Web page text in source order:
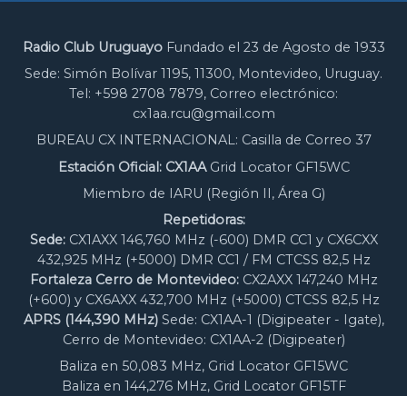
Radio Club UruguayoFundado el 23 de Agosto de 1933
Sede: Simón Bolívar 1195, 11300, Montevideo, Uruguay.
Tel: +598 2708 7879, Correo electrónico:
cx1aa.rcu@gmail.com
BUREAU CX INTERNACIONAL: Casilla de Correo 37
Estación Oficial: CX1AAGrid Locator GF15WC
Miembro de IARU (Región II, Área G)
Repetidoras:
Sede:CX1AXX 146,760 MHz (-600) DMR CC1 y CX6CXX
432,925 MHz (+5000) DMR CC1 / FM CTCSS 82,5 Hz
Fortaleza Cerro de Montevideo:CX2AXX 147,240 MHz
(+600) y CX6AXX 432,700 MHz (+5000) CTCSS 82,5 Hz
APRS (144,390 MHz)Sede: CX1AA-1 (Digipeater - Igate),
Cerro de Montevideo: CX1AA-2 (Digipeater)
Baliza en 50,083 MHz, Grid Locator GF15WC
Baliza en 144,276 MHz, Grid Locator GF15TF